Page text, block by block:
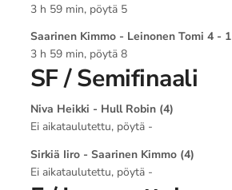
3 h 59 min, pöytä 5
Saarinen Kimmo - Leinonen Tomi 4 - 1
3 h 59 min, pöytä 8
SF / Semifinaali
Niva Heikki - Hull Robin (4)
Ei aikataulutettu, pöytä -
Sirkiä Iiro - Saarinen Kimmo (4)
Ei aikataulutettu, pöytä -